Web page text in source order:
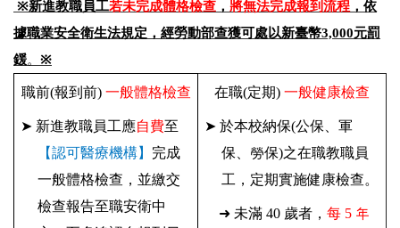
※新進教職員工若未完成體格檢查 ， 將無法完成報到流程 ，依
據職業安全衛生法規定，經勞動部查獲可處以新臺幣3,000元罰
鍰。 ※
職前(報到前) 一般體格檢查
➤新進教職員工應自費至
【認可醫療機構】 完成
一般體格檢查，並繳交
檢查報告至職安衛中
在職(定期) 一般健康檢查
➤於本校納保(公保、軍
保、勞保)之在職教職員
工，定期實施健康檢查。
➜未滿 40 歲者， 每 5 年